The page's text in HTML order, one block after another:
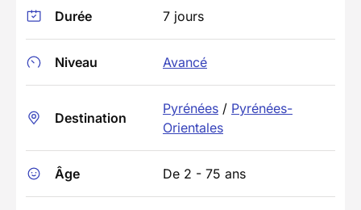
Durée 7 jours
Niveau Avancé
Destination
Pyrénées / Pyrénées-
Orientales
Âge De 2 - 75 ans